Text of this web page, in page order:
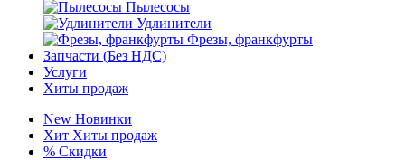
Пылесосы
Удлинители
Фрезы, франкфурты
Запчасти (Без НДС)
Услуги
Хиты продаж
New Новинки
Хит Хиты продаж
% Скидки